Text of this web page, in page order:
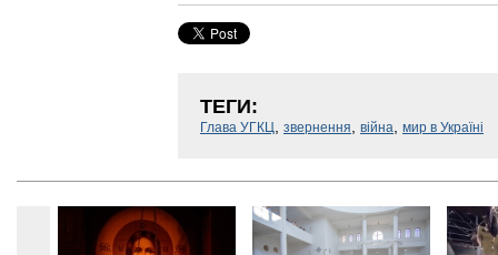
ТЕГИ:
Глава УГКЦ звернення війна мир в Україні